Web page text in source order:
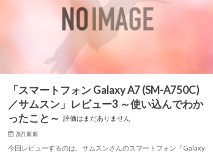
「スマートフォン Galaxy A7 (SM-A750C)
／サムスン」レビュー3 ～使い込んでわか
ったこと～
評価はまだありません
2021.08.08
今回レビューするのは、サムスンさんのスマートフォン『Galaxy